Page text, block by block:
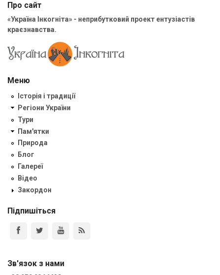
Про сайт
«Україна Інкогніта» - неприбутковий проект ентузіастів
краєзнавства.
Меню
Історія і традиції
Регіони України
Тури
Пам'ятки
Природа
Блог
Галереї
Відео
Закордон
Підпишіться
Зв'язок з нами